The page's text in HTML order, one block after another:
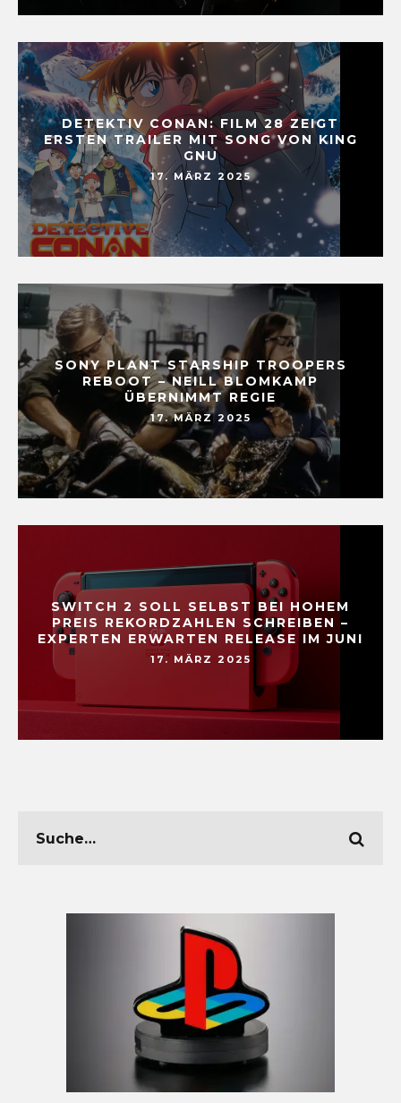
DETEKTIV CONAN: FILM 28 ZEIGT
ERSTEN TRAILER MIT SONG VON KING
GNU
17. MÄRZ 2025
SONY PLANT STARSHIP TROOPERS
REBOOT – NEILL BLOMKAMP
ÜBERNIMMT REGIE
17. MÄRZ 2025
SWITCH 2 SOLL SELBST BEI HOHEM
PREIS REKORDZAHLEN SCHREIBEN –
EXPERTEN ERWARTEN RELEASE IM JUNI
17. MÄRZ 2025